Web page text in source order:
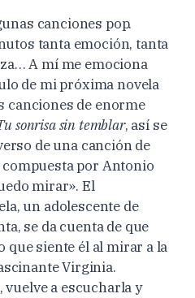
canciones pop.
tanta emoción, tanta
A mí me emociona
de mi próxima novela
canciones de enorme
sonrisa sin temblar, así se
de una canción de
compuesta por Antonio
mirar». El
un adolescente de
se da cuenta de que
que siente él al mirar a la
Virginia.
vuelve a escucharla y